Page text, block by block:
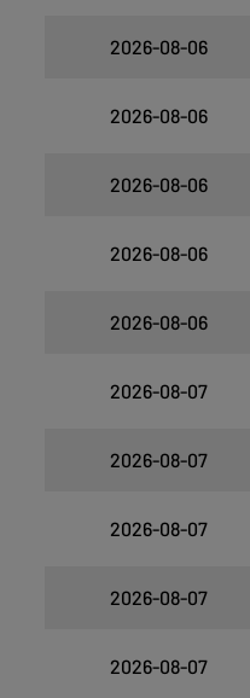
2026-08-06
2026-08-06
2026-08-06
2026-08-06
2026-08-06
2026-08-07
2026-08-07
2026-08-07
2026-08-07
2026-08-07